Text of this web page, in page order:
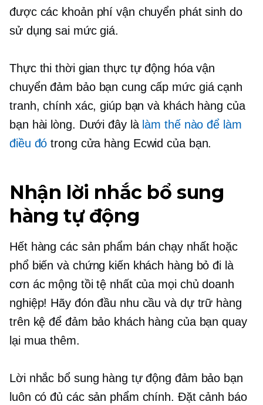
được các khoản phí vận chuyển phát sinh do
sử dụng sai mức giá.
Thực thithời gian thựctự động hóa vận
chuyển đảm bảo bạn cung cấp mức giá cạnh
tranh, chính xác, giúp bạn và khách hàng của
bạn hài lòng. Dưới đây là làm thế nào để làm
điều đó trong cửa hàng Ecwid của bạn.
Nhận lời nhắc bổ sung
hàng tự động
Hết hàng các sản phẩm bán chạy nhất hoặc
phổ biến và chứng kiến ​​khách hàng bỏ đi là
cơn ác mộng tồi tệ nhất của mọi chủ doanh
nghiệp! Hãy đón đầu nhu cầu và dự trữ hàng
trên kệ để đảm bảo khách hàng của bạn quay
lại mua thêm.
Lời nhắc bổ sung hàng tự động đảm bảo bạn
luôn có đủ các sản phẩm chính. Đặt cảnh báo